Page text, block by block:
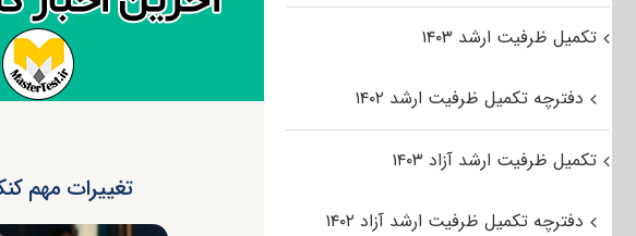
تغییرات مهم کنکور
تکمیل ظرفیت ارشد ۱۴۰۳
دفترچه تکمیل ظرفیت ارشد ۱۴۰۲
تکمیل ظرفیت ارشد آزاد ۱۴۰۳
دفترچه تکمیل ظرفیت ارشد آزاد ۱۴۰۲